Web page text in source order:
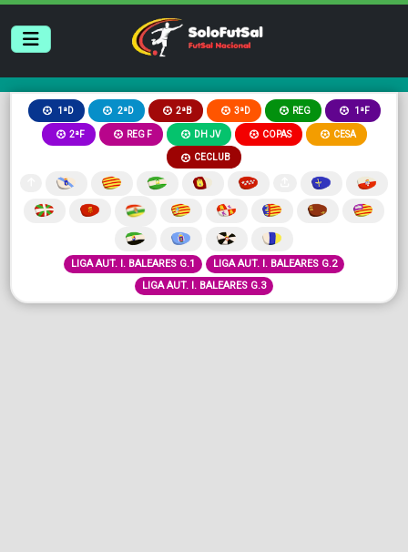
1ªD 2ªD 2ªB 3ªD REG 1ªF
2ªF REG F DH JV COPAS CESA
CECLUB
LIGA AUT. I. BALEARES G.1
LIGA AUT. I. BALEARES G.2
LIGA AUT. I. BALEARES G.3